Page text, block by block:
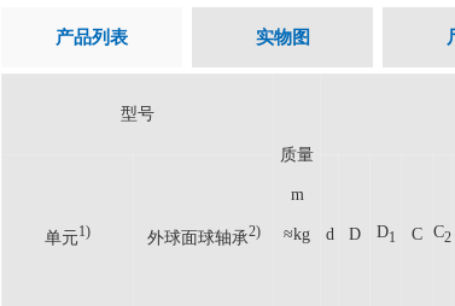
产品列表 实物图
型号
质量
m
≈kg
单元1) 外球面球轴承2) d D D1 C C2